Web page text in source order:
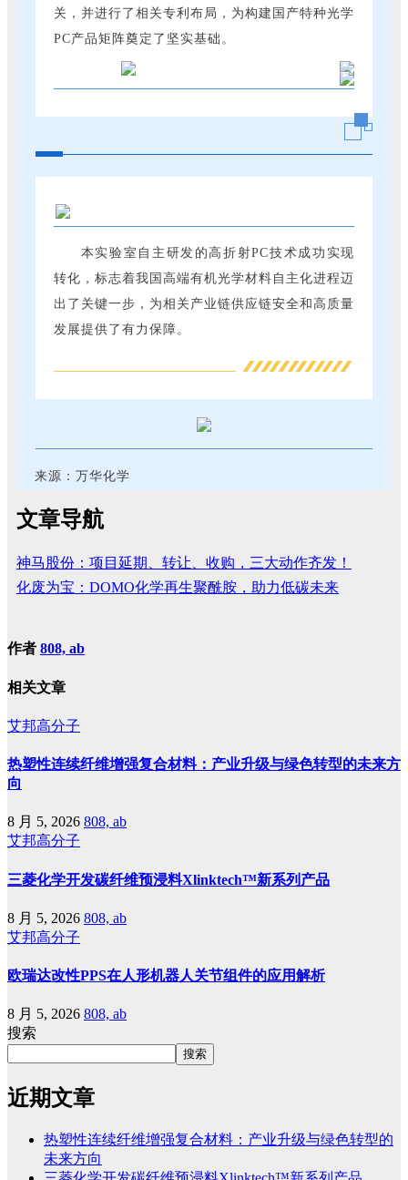
关，并进行了相关专利布局，为构建国产特种光学
PC产品矩阵奠定了坚实基础。
本实验室自主研发的高折射PC技术成功实现
转化，标志着我国高端有机光学材料自主化进程迈
出了关键一步，为相关产业链供应链安全和高质量
发展提供了有力保障。
来源：万华化学
文章导航
神马股份：项目延期、转让、收购，三大动作齐发！
化废为宝：DOMO化学再生聚酰胺，助力低碳未来
作者 808, ab
相关文章
艾邦高分子
热塑性连续纤维增强复合材料：产业升级与绿色转型的未来方
向
8 月 5, 2026 808, ab
艾邦高分子
三菱化学开发碳纤维预浸料Xlinktech™新系列产品
8 月 5, 2026 808, ab
艾邦高分子
欧瑞达改性PPS在人形机器人关节组件的应用解析
8 月 5, 2026 808, ab
搜索
搜索
近期文章
热塑性连续纤维增强复合材料：产业升级与绿色转型的
未来方向